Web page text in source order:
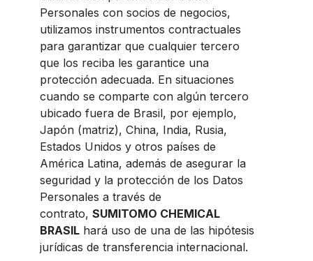
Personales con socios de negocios,
utilizamos instrumentos contractuales
para garantizar que cualquier tercero
que los reciba les garantice una
protección adecuada. En situaciones
cuando se comparte con algún tercero
ubicado fuera de Brasil, por ejemplo,
Japón (matriz), China, India, Rusia,
Estados Unidos y otros países de
América Latina, además de asegurar la
seguridad y la protección de los Datos
Personales a través de
contrato, SUMITOMO CHEMICAL
BRASILhará uso de una de las hipótesis
jurídicas de transferencia internacional.